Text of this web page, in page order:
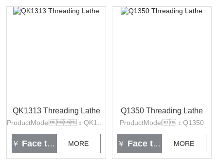
QK1313 Threading Lathe
￥ Face to face MORE
Q1350 Threading Lathe
ProductModel：Q1350
￥ Face to face MORE